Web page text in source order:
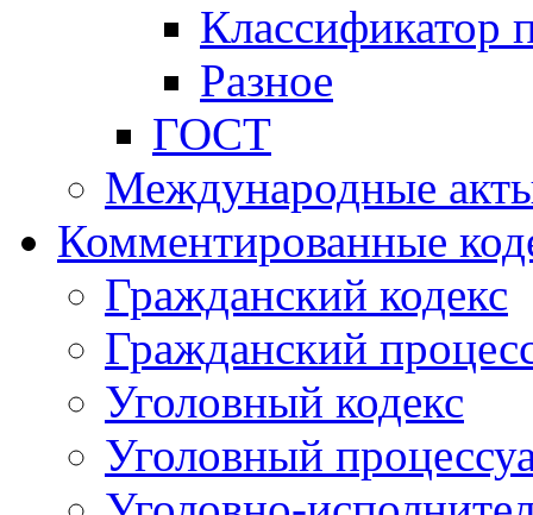
Классификатор
Разное
ГОСТ
Международные
Комментированные
Гражданский кодекс
Гражданский
Уголовный кодекс
Уголовный